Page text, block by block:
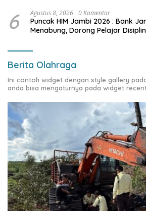
6 Agustus 8, 2026 0 Komentar
Puncak HIM Jambi 2026 : Bank
Menabung, Dorong Pelajar
Berita Olahraga
Ini contoh widget dengan style gallery
anda bisa mengaturnya pada widget